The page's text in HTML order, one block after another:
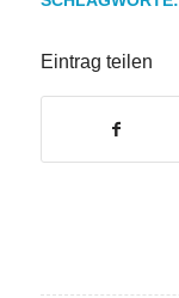
Eintrag teilen